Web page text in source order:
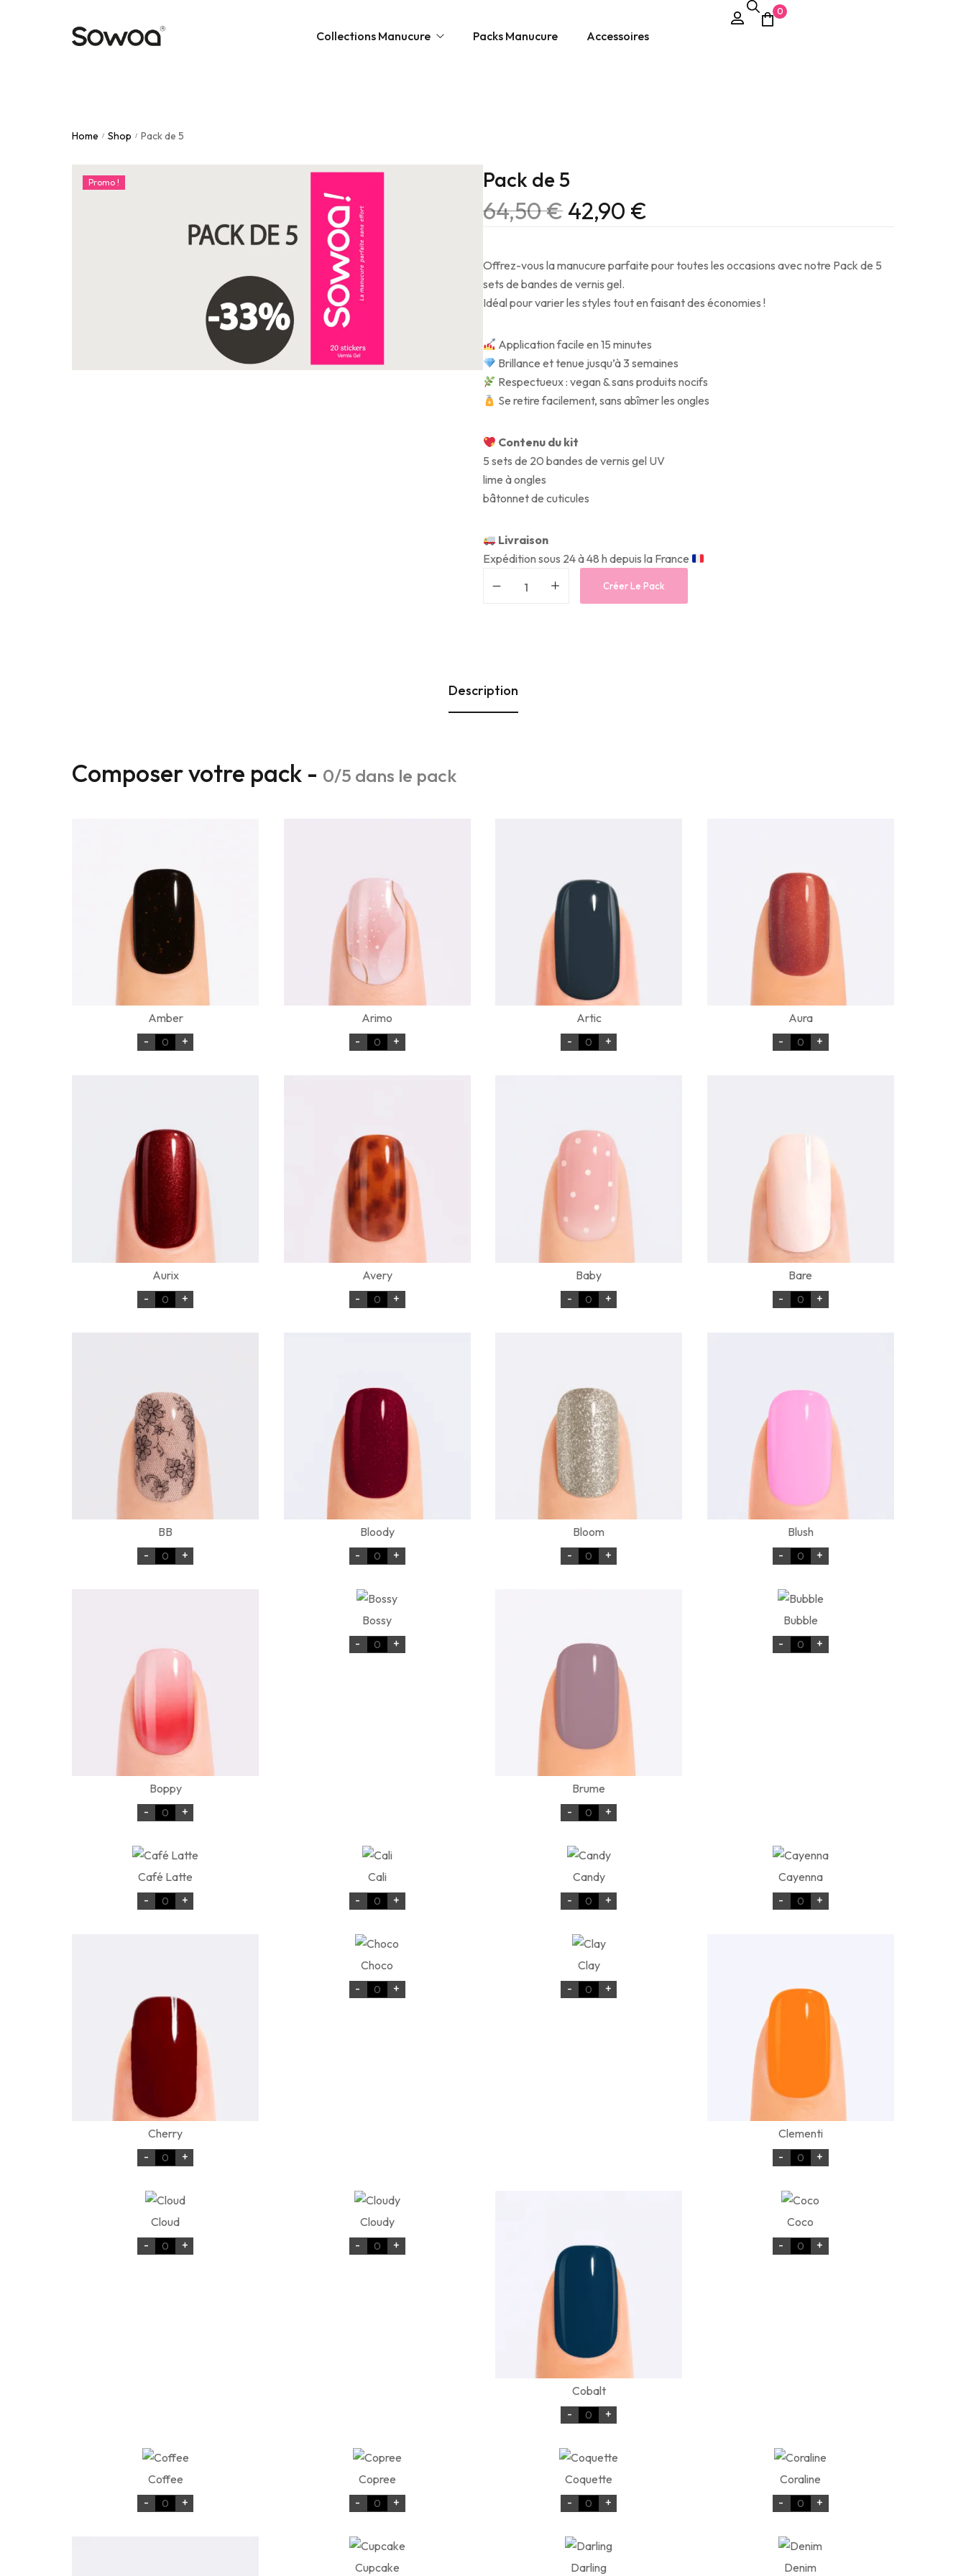
Collections Manucure
Paillettes & Effets
Motifs
Packs Manucure Accessoires
0
Home / Shop / Pack de 5
Promo ! Pack de 5
64,50€ 42,90 €
Offrez-vous la manucure parfaite pour toutes les occasions avec notre Pack de 5
sets de bandes de vernis gel.
Idéal pour varier les styles tout en faisant des économies !
Application facile en 15 minutes
Brillance et tenue jusqu’à 3 semaines
Respectueux : vegan & sans produits nocifs
Se retire facilement, sans abîmer les ongles
Contenu du kit
5 sets de 20 bandes de vernis gel UV
lime à ongles
bâtonnet de cuticules
Livraison
Expédition sous 24 à 48 h depuis la France
Créer Le Pack
Description
Composer votre pack - 0/5 dans le pack
Amber
-
+
Arimo
-
+
Artic
-
+
Aura
-
+
Aurix
-
+
Avery
-
+
Baby
-
+
Bare
-
+
BB
-
+
Bloody
-
+
Bloom
-
+
Blush
-
+
Boppy
-
+
Bossy
-
+
Brume
-
+
Bubble
-
+
Café Latte
-
+
Cali
-
+
Candy
-
+
Cayenna
-
+
Cherry
-
+
Choco
-
+
Clay
-
+
Clementi
-
+
Cloud
-
+
Cloudy
-
+
Cobalt
-
+
Coco
-
+
Coffee
-
+
Copree
-
+
Coquette
-
+
Coraline
-
+
Cupcake Darling Denim